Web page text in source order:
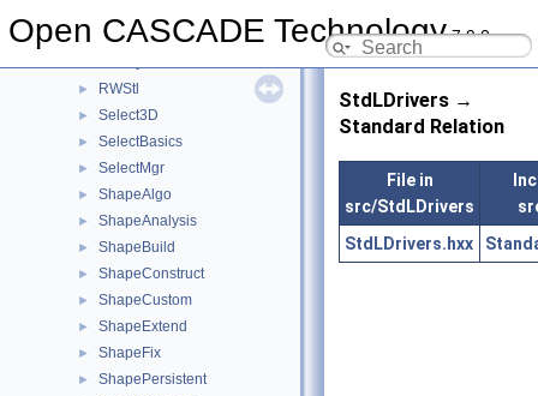
Open CASCADE Technology7.9.0
RWObj
► RWStl
► Select3D
► SelectBasics
► SelectMgr
► ShapeAlgo
► ShapeAnalysis
► ShapeBuild
► ShapeConstruct
► ShapeCustom
► ShapeExtend
► ShapeFix
► ShapePersistent
StdLDrivers →
Standard Relation
File in
src/StdLDrivers
StdLDrivers.hxx